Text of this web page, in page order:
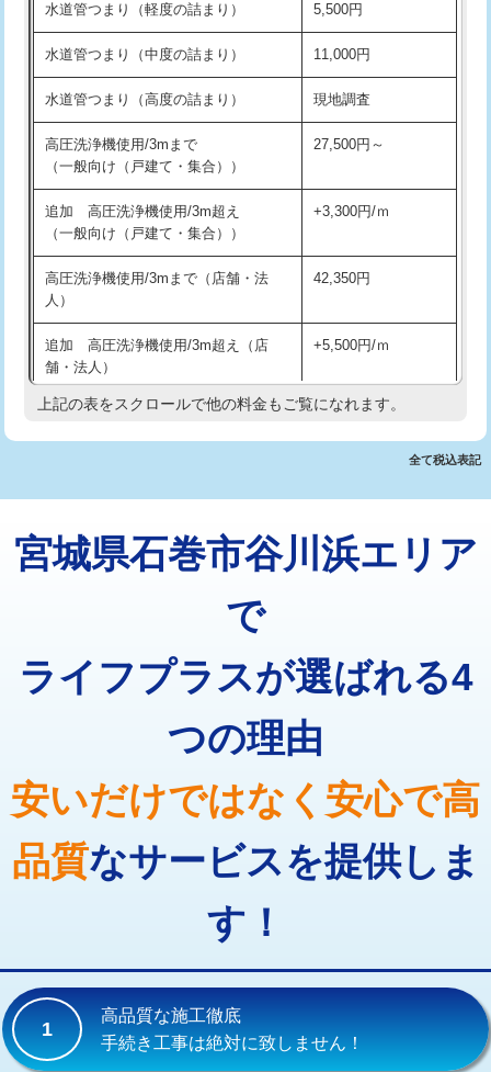
洗面台設置 38,500円
化粧台設置 22,000円
追加人工 16,500円
廃棄・処分 現場見積
※給水管工事は20mmまでの価格です。
交換・取付(排水栓・排水トラップ
22,000円+材料費
持込商品取付（混合水栓）
持込商品取付（浄水器・分岐水栓） 16,500円
業）
排水管工事（追加 排水管工事/3ｍ超
え）
マス交換（土の掘削・埋め戻し作業） 11,000円~
マス交換（深さ50㎝以上） 66,000円
コンクリート斫り（厚さ10㎝超え）
モルタル補修（厚さ10㎝まで） 27,500円
16,500円
廃棄・処分 現場見積
水道管つまり（軽度の詰まり） 5,500円
水道管つまり（中度の詰まり） 11,000円
水道管つまり（高度の詰まり） 現地調査
高圧洗浄機使用/3mまで
（一般向け（戸建て・集合））
27,500円～
追加 高圧洗浄機使用/3m超え
（一般向け（戸建て・集合））
+3,300円/ｍ
高圧洗浄機使用/3mまで（店舗・法
人）
42,350円
追加 高圧洗浄機使用/3m超え（店
舗・法人）
+5,500円/ｍ
高度高圧洗浄換 現地調査
トーラー機使用/3mまで 33,000円
追加トーラー機使用/3m超え +3,300円
止水・漏水調査・防水処理・清掃・修
11,000円
止水・漏水調査・防水処理・清掃・修
22,000円
止水・漏水調査・防水処理・清掃・修
理・調整・分解・加工など（重作業）
33,000円
その他部品の脱着 8,800円～
交換・取付(単水栓（壁付・デッキ
式）)
13,200円+材料費
交換・取付(混合水栓（壁付・デッキ
式・ワンホール）)
16,500円+材料費
上記の表をスクロールで他の料金もご覧になれます。
全て税込表記
宮城県石巻市谷川浜エリア
で
ライフプラスが選ばれる4
つの理由
安いだけではなく安心で高
品質なサービスを提供しま
す！
1
高品質な施工徹底
手続き工事は絶対に致しません！